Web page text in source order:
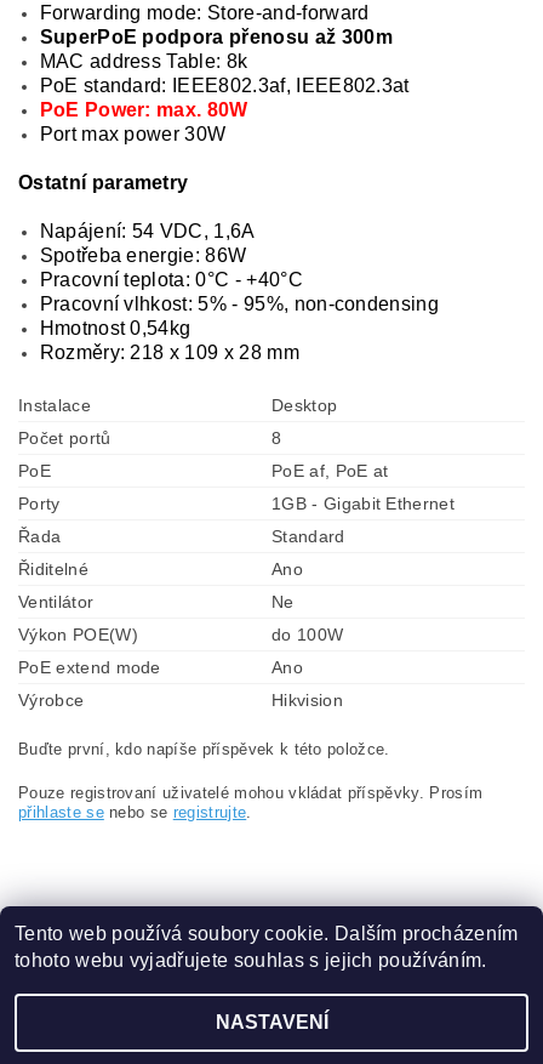
Forwarding mode: Store-and-forward
SuperPoE podpora přenosu až 300m
MAC address Table: 8k
PoE standard: IEEE802.3af, IEEE802.3at
PoE Power: max. 80W
Port max power 30W
Ostatní parametry
Napájení: 54 VDC, 1,6A
Spotřeba energie: 86W
Pracovní teplota: 0°C - +40°C
Pracovní vlhkost: 5% - 95%, non-condensing
Hmotnost 0,54kg
Rozměry: 218 x 109 x 28 mm
Instalace
Desktop
Počet portů
8
PoE
PoE af, PoE at
Porty
1GB - Gigabit Ethernet
Řada
Standard
Řiditelné
Ano
Ventilátor
Ne
Výkon POE(W)
do 100W
PoE extend mode
Ano
Výrobce
Hikvision
Buďte první, kdo napíše příspěvek k této položce.
Pouze registrovaní uživatelé mohou vkládat příspěvky. Prosím
přihlaste senebo se registrujte.
Obchodní podmínky | Ochrana osobních údajů
2026 ©eshop.VAKAP.cz, všechna práva vyhrazena
Tento web používá soubory cookie. Dalším procházením
tohoto webu vyjadřujete souhlas s jejich používáním.
NASTAVENÍ